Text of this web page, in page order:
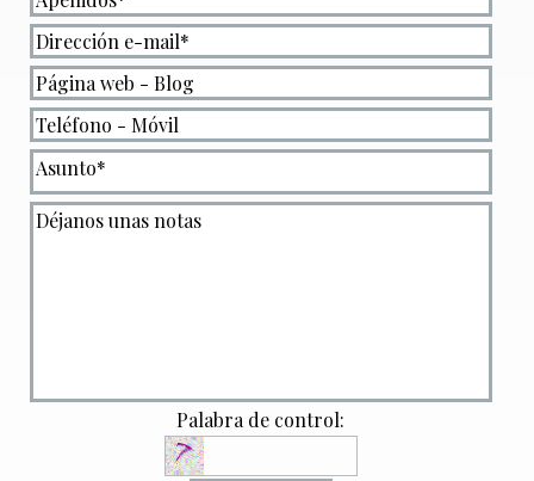
Palabra de control: